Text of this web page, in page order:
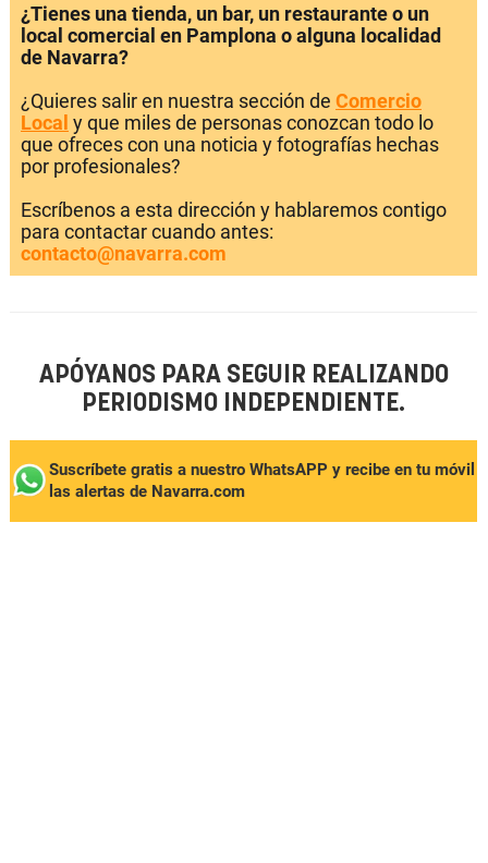
¿Tienes una tienda, un bar, un restaurante o un
local comercial en Pamplona o alguna localidad
de Navarra?
¿Quieres salir en nuestra sección de Comercio
Local y que miles de personas conozcan todo lo
que ofreces con una noticia y fotografías hechas
por profesionales?
Escríbenos a esta dirección y hablaremos contigo
para contactar cuando antes:
contacto@navarra.com
APÓYANOS PARA SEGUIR REALIZANDO
PERIODISMO INDEPENDIENTE.
Suscríbete gratis a nuestro WhatsAPP y recibe en tu móvil
las alertas de Navarra.com